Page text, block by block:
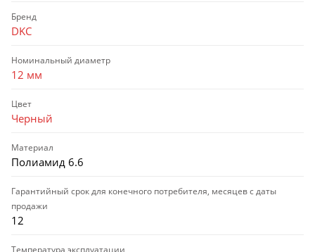
Бренд
DKC
Номинальный диаметр
12 мм
Цвет
Черный
Материал
Полиамид 6.6
Гарантийный срок для конечного потребителя, месяцев с даты
продажи
12
Температура эксплуатации